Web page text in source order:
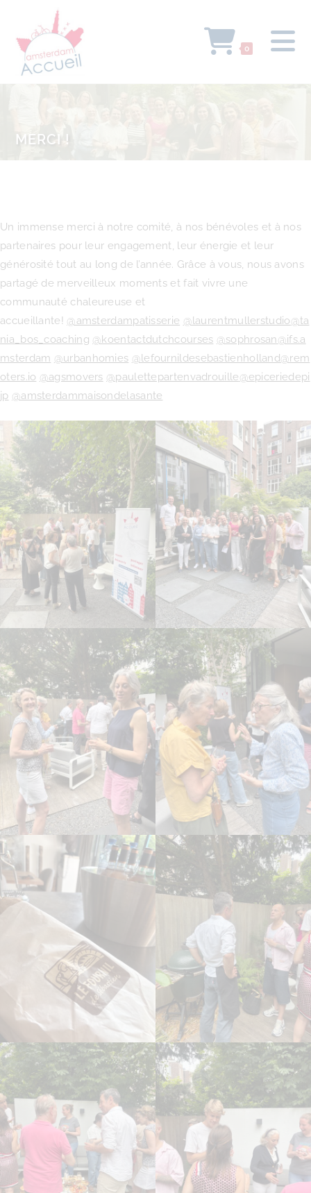
0
MERCI !
Un immense merci à notre comité, à nos bénévoles et à nos
partenaires pour leur engagement, leur énergie et leur
générosité tout au long de l’année. Grâce à vous, nous avons
partagé de merveilleux moments et fait vivre une
communauté chaleureuse et
accueillante! @amsterdampatisserie @laurentmullerstudio@ta
nia_bos_coaching @koentactdutchcourses @sophrosan@ifs.a
msterdam @urbanhomies @lefournildesebastienholland@rem
oters.io @agsmovers @paulettepartenvadrouille@epiceriedepi
jp @amsterdammaisondelasante